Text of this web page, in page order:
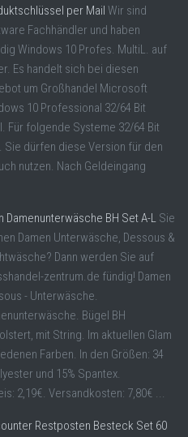
per Mail Wir sind
Fachhändler und haben
Windows 10 Profes. MultiL. auf
Es handelt sich bei diesen
um Großhandel Microsoft
10 Professional 32/64 Bit
Für folgende Systeme 32/64 Bit
dürfen diese Version für den
nutzen. Nach Geldeingang
Damenunterwäsche BH Set A-L Sie
Damen Unterwäsche, Dessous &
Dann werden Sie auf
zentrum.de fündig! Damen
- Unterwäsche.
Bügel BH
mit String. Im aktuellen Glam
Farben. In den Größen: 34
und 15% Spantex.
2,19€. Versandkosten: 7,80€ ...
Restposten Besteck Set 60